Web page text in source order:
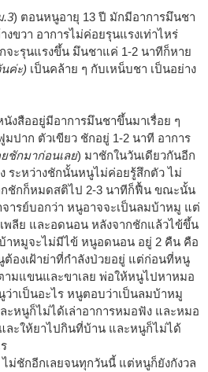
.3) ตอนหนูอายุ 13 ปี มักมีอาการมึนชา
งขวา อาการไม่ค่อยรุนแรงเท่าไหร่
จะรุนแรงขึ้น มึนชาแค่ 1-2 นาทีก็หาย
ค่ะ) เป็นคล้าย ๆ กับเหน็บชา เป็นอย่าง
งสืออยู่มีอาการมึนชาขึ้นมาเรื่อย ๆ
มปาก ตัวเขียว ชักอยู่ 1-2 นาที อาการ
ชักมาก่อนเลย) มาชักในวันเดียวกันอีก
ระหว่างชักนั้นหนูไม่ค่อยรู้สึกตัว ไม่
กชักก็หมดสติไป 2-3 นาทีก็ฟื้น ขณะนั้น
จารย์บอกว่า หนูอาจจะเป็นลมบ้าหมู แต่
พลีย และอดนอน หลังจากชักแล้วไข้ขึ้น
าหมูจะไม่มีไข้ หนูอดนอน อยู่ 2 คืน คือ
ต้องเฝ้าย่าที่กำลังป่วยอยู่ แต่ก่อนที่หนู
ามแขนและขาเลย พ่อให้หนูไปหาหมอ
าเป็นอะไร หนูตอบว่าเป็นลมบ้าหมู
ะหนูก็ไม่ได้เล่าอาการหมอฟัง และหมอ
ละให้ยาไปกินที่บ้าน และหนูก็ไม่ได้
ม่ชักอีกเลยจนทุกวันนี้ แต่หนูก็ยังกังวล